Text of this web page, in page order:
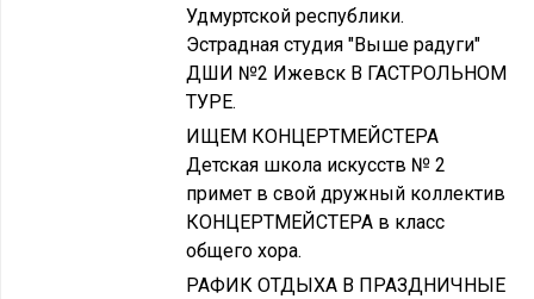
Удмуртской республики.
Эстрадная студия "Выше радуги"
ДШИ №2 Ижевск В ГАСТРОЛЬНОМ
ТУРЕ.
ИЩЕМ КОНЦЕРТМЕЙСТЕРА
Детская школа искусств № 2
примет в свой дружный коллектив
КОНЦЕРТМЕЙСТЕРА в класс
общего хора.
РАФИК ОТДЫХА В ПРАЗДНИЧНЫЕ